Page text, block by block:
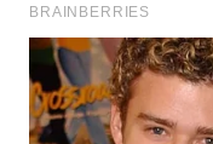
PAKPAK
WN
KARAWANG